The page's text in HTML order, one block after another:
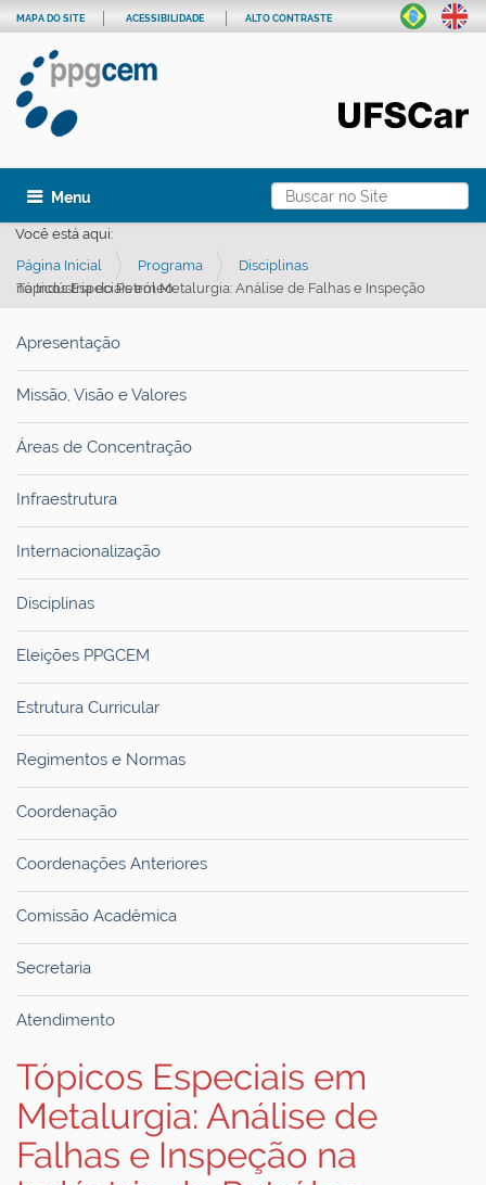
Busca
Busca Avançada…
MAPA DO SITE ACESSIBILIDADE ALTO CONTRASTE
Toggle navigation
Você está aqui:
Página Inicial
Programa
Disciplinas
Tópicos Especiais em Metalurgia: Análise de Falhas e Inspeção na Indústria do Petróleo
Apresentação
Missão, Visão e Valores
Áreas de Concentração
Infraestrutura
Internacionalização
Disciplinas
Eleições PPGCEM
Estrutura Curricular
Regimentos e Normas
Coordenação
Coordenações Anteriores
Comissão Acadêmica
Secretaria
Atendimento
Tópicos Especiais em
Metalurgia: Análise de
Falhas e Inspeção na